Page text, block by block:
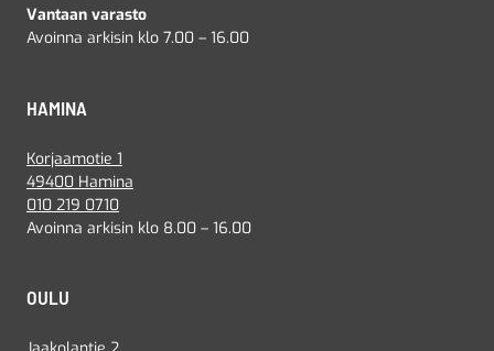
Vantaan varasto
Avoinna arkisin klo 7.00 – 16.00
HAMINA
Korjaamotie 1
49400 Hamina
010 219 0710
Avoinna arkisin klo 8.00 – 16.00
OULU